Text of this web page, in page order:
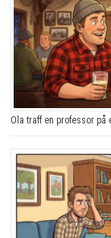
Ola traff en professor på